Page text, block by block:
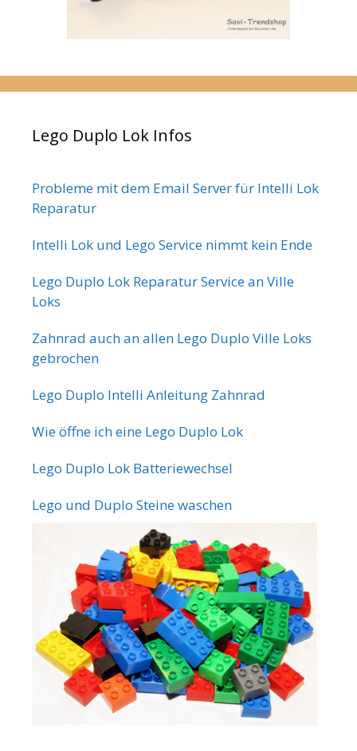
Lego Duplo Lok Infos
Probleme mit dem Email Server für Intelli Lok
Reparatur
Intelli Lok und Lego Service nimmt kein Ende
Lego Duplo Lok Reparatur Service an Ville
Loks
Zahnrad auch an allen Lego Duplo Ville Loks
gebrochen
Lego Duplo Intelli Anleitung Zahnrad
Wie öffne ich eine Lego Duplo Lok
Lego Duplo Lok Batteriewechsel
Lego und Duplo Steine waschen